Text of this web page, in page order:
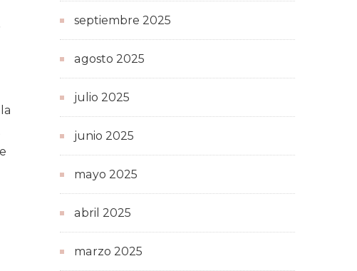
septiembre 2025
agosto 2025
julio 2025
junio 2025
mayo 2025
abril 2025
marzo 2025